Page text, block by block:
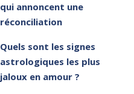
qui annoncent une
réconciliation
Quels sont les signes
astrologiques les plus
jaloux en amour ?